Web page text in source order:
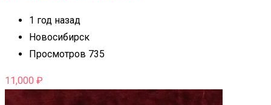
1 год назад
Новосибирск
Просмотров 735
11,000 ₽